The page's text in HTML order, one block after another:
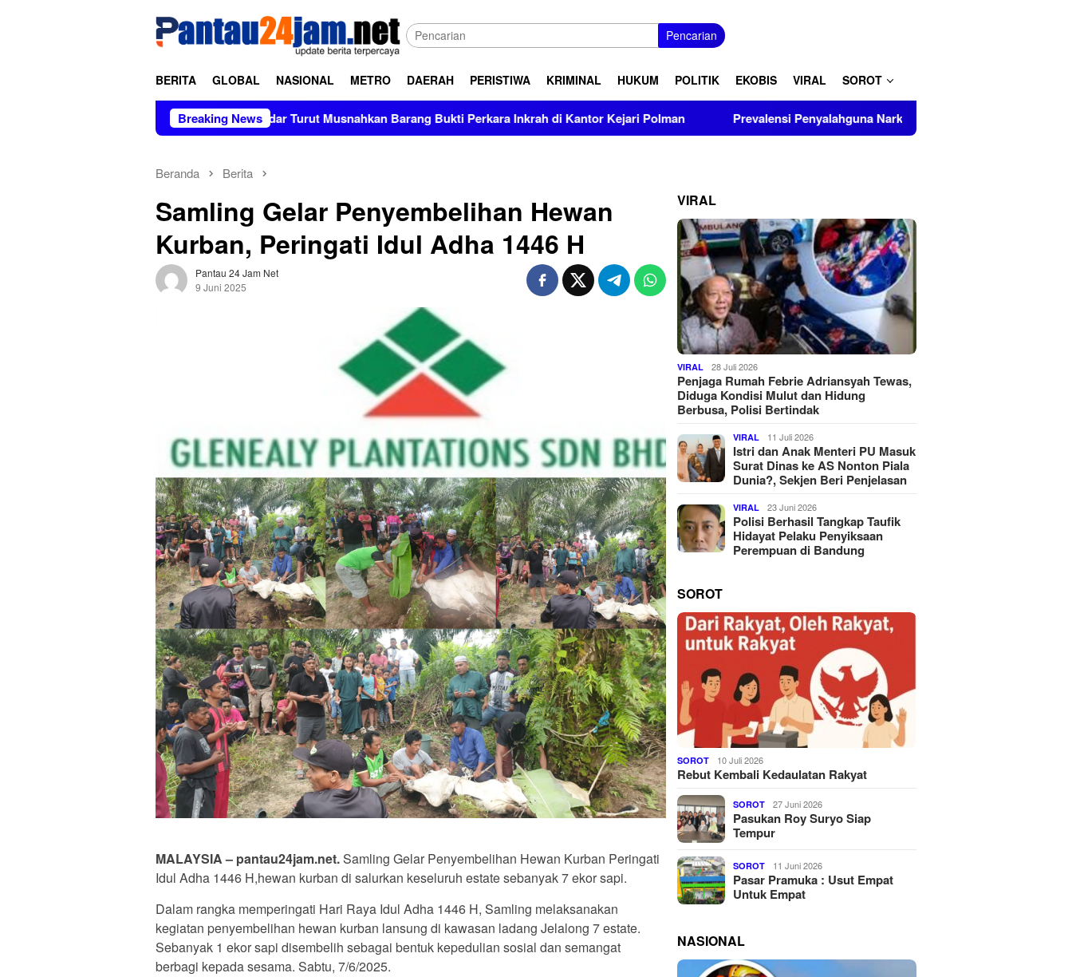
Pencarian
BERITA GLOBAL NASIONAL METRO DAERAH PERISTIWA KRIMINAL HUKUM POLITIK EKOBIS VIRAL SOROT
Breaking News
Polewali Mandar Turut Musnahkan Barang Bukti Perkara Inkrah di Kantor Kejari Polman Prevalensi Penyalahguna Narkoba Capai 4,17 Juta Jiwa, BNNP Aceh Perkuat P4GN di
Beranda Berita
Samling Gelar Penyembelihan Hewan
Kurban, Peringati Idul Adha 1446 H
Pantau 24 Jam Net
9 Juni 2025
MALAYSIA – pantau24jam.net.Samling Gelar Penyembelihan Hewan Kurban Peringati
Idul Adha 1446 H,hewan kurban di salurkan keseluruh estate sebanyak 7 ekor sapi.
Dalam rangka memperingati Hari Raya Idul Adha 1446 H, Samling melaksanakan
kegiatan penyembelihan hewan kurban lansung di kawasan ladang Jelalong 7 estate.
Sebanyak 1 ekor sapi disembelih sebagai bentuk kepedulian sosial dan semangat
berbagi kepada sesama. Sabtu, 7/6/2025.
VIRAL
VIRAL 28 Juli 2026
Penjaga Rumah Febrie Adriansyah Tewas,
Diduga Kondisi Mulut dan Hidung
Berbusa, Polisi Bertindak
VIRAL 11 Juli 2026
Istri dan Anak Menteri PU Masuk
Surat Dinas ke AS Nonton Piala
Dunia?, Sekjen Beri Penjelasan
VIRAL 23 Juni 2026
Polisi Berhasil Tangkap Taufik
Hidayat Pelaku Penyiksaan
Perempuan di Bandung
SOROT
SOROT 10 Juli 2026
Rebut Kembali Kedaulatan Rakyat
SOROT 27 Juni 2026
Pasukan Roy Suryo Siap
Tempur
SOROT 11 Juni 2026
Pasar Pramuka : Usut Empat
Untuk Empat
NASIONAL